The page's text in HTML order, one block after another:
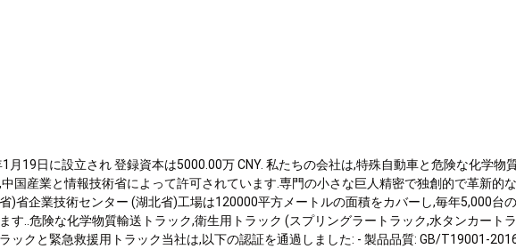
月19日に設立され 登録資本は5000.00万 CNY. 私たちの会社は,特殊自動車と危険な化学物
国産業と情報技術省によって許可されています.専門の小さな巨人精密で独創的で革新的
)省企業技術センター (湖北省)工場は120000平方メートルの面積をカバーし,毎年5,000台
す..危険な化学物質輸送トラック,衛生用トラック (スプリングラートラック,水タンカート
ックと緊急救援用トラック当社は,以下の認証を通過しました: - 製品品質: GB/T19001-